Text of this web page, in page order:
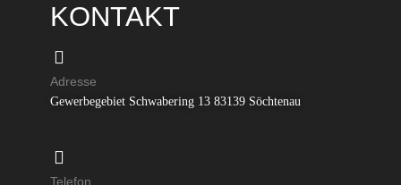
KONTAKT
Adresse
Gewerbegebiet Schwabering 13 83139 Söchtenau
Telefon